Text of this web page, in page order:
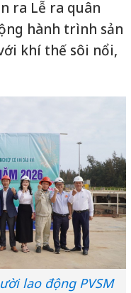
ra Lễ ra quân
hành trình sản
khí thế sôi nổi,
lao động PVSM